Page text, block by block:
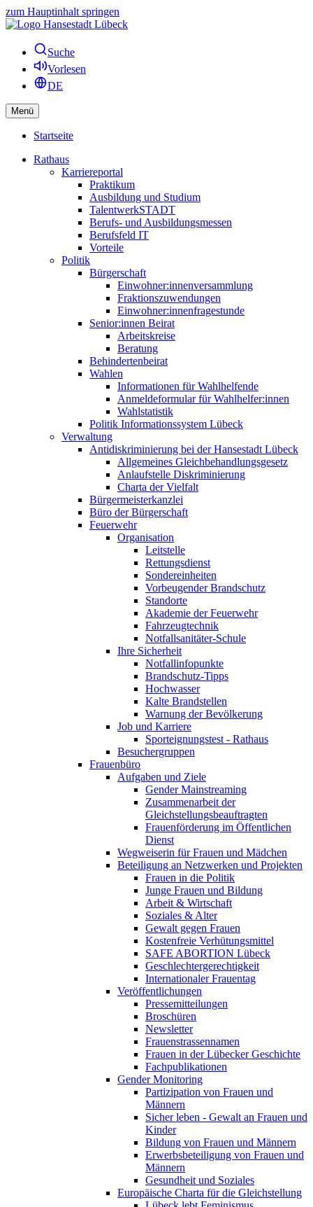
zum Hauptinhalt springen
Suche
Vorlesen
DE
Menü
Startseite
Rathaus
Karriereportal
Praktikum
Ausbildung und Studium
TalentwerkSTADT
Berufs- und Ausbildungsmessen
Berufsfeld IT
Vorteile
Politik
Bürgerschaft
Einwohner:innenversammlung
Fraktionszuwendungen
Einwohner:innenfragestunde
Senior:innen Beirat
Arbeitskreise
Beratung
Behindertenbeirat
Wahlen
Informationen für Wahlhelfende
Anmeldeformular für Wahlhelfer:innen
Wahlstatistik
Politik Informationssystem Lübeck
Verwaltung
Antidiskriminierung bei der Hansestadt Lübeck
Allgemeines Gleichbehandlungsgesetz
Anlaufstelle Diskriminierung
Charta der Vielfalt
Bürgermeisterkanzlei
Büro der Bürgerschaft
Feuerwehr
Organisation
Leitstelle
Rettungsdienst
Sondereinheiten
Vorbeugender Brandschutz
Standorte
Akademie der Feuerwehr
Fahrzeugtechnik
Notfallsanitäter-Schule
Ihre Sicherheit
Notfallinfopunkte
Brandschutz-Tipps
Hochwasser
Kalte Brandstellen
Warnung der Bevölkerung
Job und Karriere
Sporteignungstest - Rathaus
Besuchergruppen
Frauenbüro
Aufgaben und Ziele
Gender Mainstreaming
Zusammenarbeit der
Gleichstellungsbeauftragten
Frauenförderung im Öffentlichen
Dienst
Wegweiserin für Frauen und Mädchen
Beteiligung an Netzwerken und Projekten
Frauen in die Politik
Junge Frauen und Bildung
Arbeit & Wirtschaft
Soziales & Alter
Gewalt gegen Frauen
Kostenfreie Verhütungsmittel
SAFE ABORTION Lübeck
Geschlechtergerechtigkeit
Internationaler Frauentag
Veröffentlichungen
Pressemitteilungen
Broschüren
Newsletter
Frauenstrassennamen
Frauen in der Lübecker Geschichte
Fachpublikationen
Gender Monitoring
Partizipation von Frauen und
Männern
Sicher leben - Gewalt an Frauen und
Kinder
Bildung von Frauen und Männern
Erwerbsbeteiligung von Frauen und
Männern
Gesundheit und Soziales
Europäische Charta für die Gleichstellung